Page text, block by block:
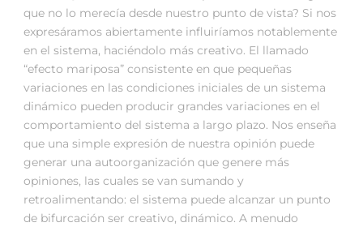
que no lo merecía desde nuestro punto de vista? Si nos
expresáramos abiertamente influiríamos notablemente
en el sistema, haciéndolo más creativo. El llamado
“efecto mariposa” consistente en que pequeñas
variaciones en las condiciones iniciales de un sistema
dinámico pueden producir grandes variaciones en el
comportamiento del sistema a largo plazo. Nos enseña
que una simple expresión de nuestra opinión puede
generar una autoorganización que genere más
opiniones, las cuales se van sumando y
retroalimentando: el sistema puede alcanzar un punto
de bifurcación ser creativo, dinámico. A menudo